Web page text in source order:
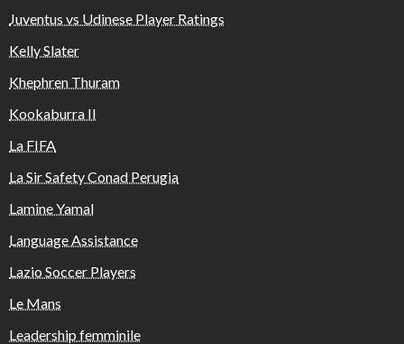
Juventus vs Udinese Player Ratings
Kelly Slater
Khephren Thuram
Kookaburra II
La FIFA
La Sir Safety Conad Perugia
Lamine Yamal
Language Assistance
Lazio Soccer Players
Le Mans
Leadership femminile